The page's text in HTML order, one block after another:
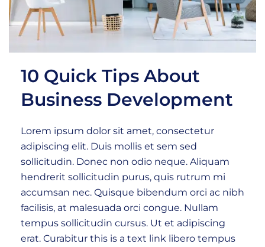
10 Quick Tips About
Business Development
Lorem ipsum dolor sit amet, consectetur
adipiscing elit. Duis mollis et sem sed
sollicitudin. Donec non odio neque. Aliquam
hendrerit sollicitudin purus, quis rutrum mi
accumsan nec. Quisque bibendum orci ac nibh
facilisis, at malesuada orci congue. Nullam
tempus sollicitudin cursus. Ut et adipiscing
erat. Curabitur this is a text link libero tempus